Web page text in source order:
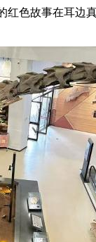
故事在耳边